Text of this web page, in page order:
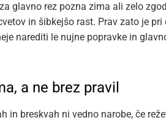
glavno rez pozna zima ali zelo
in šibkejšo rast. Prav zato je pri
narediti le nujne popravke in
a ne brez pravil
in breskvah ni vedno narobe, če